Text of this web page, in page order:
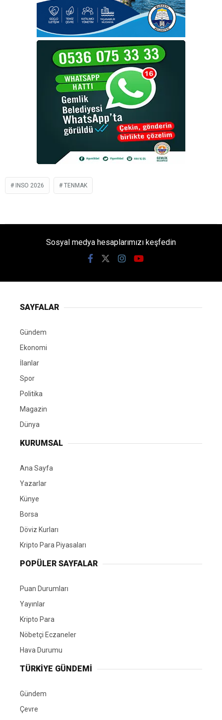
INSO 2026 TENMAK
Sosyal medya hesaplarımızı keşfedin
SAYFALAR
Gündem
Ekonomi
İlanlar
Spor
Politika
Magazin
Dünya
KURUMSAL
Ana Sayfa
Yazarlar
Künye
Borsa
Döviz Kurları
Kripto Para Piyasaları
POPÜLER SAYFALAR
Puan Durumları
Yayınlar
Kripto Para
Nöbetçi Eczaneler
Hava Durumu
TÜRKIYE GÜNDEMI
Gündem
Çevre